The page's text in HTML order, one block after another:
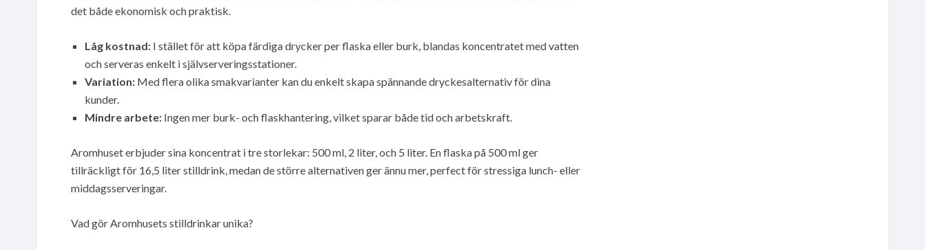
det både ekonomisk och praktisk.
Låg kostnad: I stället för att köpa färdiga drycker per flaska eller burk, blandas koncentratet med vatten
och serveras enkelt i självserveringsstationer.
Variation: Med flera olika smakvarianter kan du enkelt skapa spännande dryckesalternativ för dina
kunder.
Mindre arbete: Ingen mer burk- och flaskhantering, vilket sparar både tid och arbetskraft.
Aromhuset erbjuder sina koncentrat i tre storlekar: 500 ml, 2 liter, och 5 liter. En flaska på 500 ml ger
tillräckligt för 16,5 liter stilldrink, medan de större alternativen ger ännu mer, perfect för stressiga lunch- eller
middagsserveringar.
Vad gör Aromhusets stilldrinkar unika?